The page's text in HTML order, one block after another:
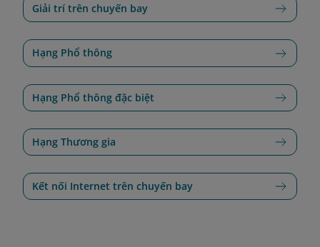
Giải trí trên chuyến bay
Hạng Phổ thông
Hạng Phổ thông đặc biệt
Hạng Thương gia
Kết nối Internet trên chuyến bay